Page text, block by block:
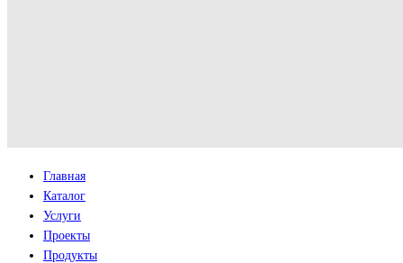
Главная
Каталог
Услуги
Проекты
Продукты